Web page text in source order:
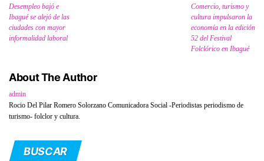
Desempleo bajó e
Ibagué se alejó de las
ciudades con mayor
informalidad laboral
Comercio, turismo y
cultura impulsaron la
economía en la edición
52 del Festival
Folclórico en Ibagué
About The Author
admin
Rocio Del Pilar Romero Solorzano Comunicadora Social -Periodistas periodismo de
turismo- folclor y cultura.
BUSCAR